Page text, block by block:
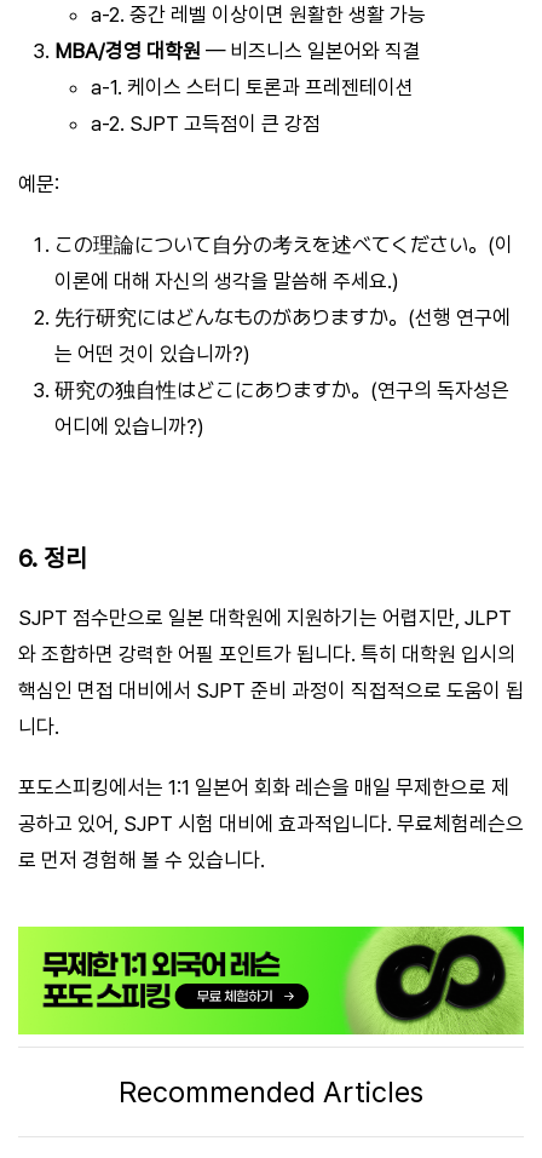
a-2. 중간 레벨 이상이면 원활한 생활 가능
MBA/경영 대학원 — 비즈니스 일본어와 직결
a-1. 케이스 스터디 토론과 프레젠테이션
a-2. SJPT 고득점이 큰 강점
예문:
この理論について自分の考えを述べてください。(이
이론에 대해 자신의 생각을 말씀해 주세요.)
先行研究にはどんなものがありますか。(선행 연구에
는 어떤 것이 있습니까?)
研究の独自性はどこにありますか。(연구의 독자성은
어디에 있습니까?)
6. 정리
SJPT 점수만으로 일본 대학원에 지원하기는 어렵지만, JLPT
와 조합하면 강력한 어필 포인트가 됩니다. 특히 대학원 입시의
핵심인 면접 대비에서 SJPT 준비 과정이 직접적으로 도움이 됩
니다.
포도스피킹에서는 1:1 일본어 회화 레슨을 매일 무제한으로 제
공하고 있어, SJPT 시험 대비에 효과적입니다. 무료체험레슨으
로 먼저 경험해 볼 수 있습니다.
Recommended Articles